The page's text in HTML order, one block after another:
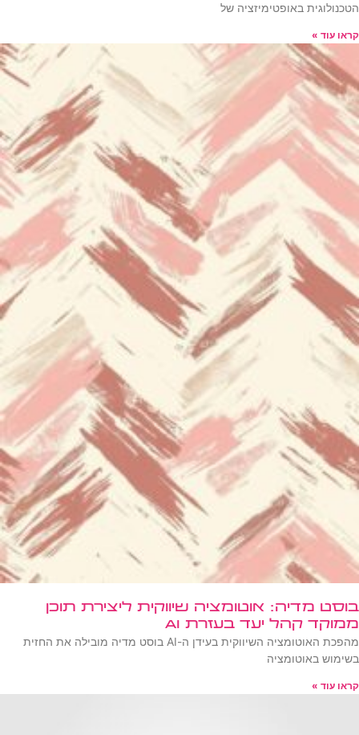
הטכנולוגית באופטימיזציה של
קראו עוד »
בוסט מדיה: אוטומציה שיווקית ליצירת תוכן
ממוקד קהל יעד בעזרת AI
מהפכת האוטומציה השיווקית בעידן ה-AI בוסט מדיה מובילה את החזית
בשימוש באוטומציה
קראו עוד »